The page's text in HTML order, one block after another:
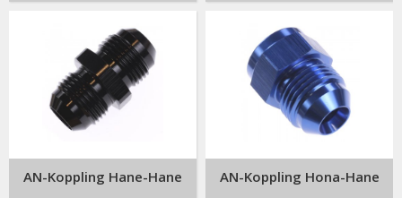
AN-Koppling Hane-Hane AN-Koppling Hona-Hane